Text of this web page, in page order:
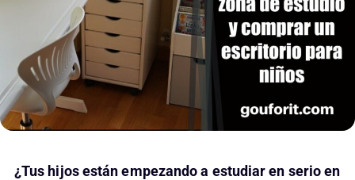
¿Tus hijos están empezando a estudiar en serio en